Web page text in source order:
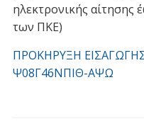
ηλεκτρονικής αίτησης
των ΠΚΕ)
ΠΡΟΚΗΡΥΞΗ
Ψ08Γ46ΝΠΙΘ-ΑΨΩ